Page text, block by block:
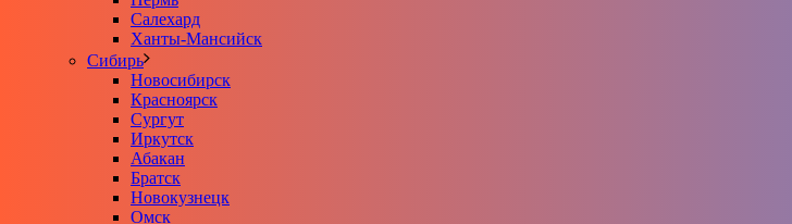
Салехард
Ханты-Мансийск
Сибирь
Новосибирск
Красноярск
Сургут
Иркутск
Абакан
Братск
Новокузнецк
Омск